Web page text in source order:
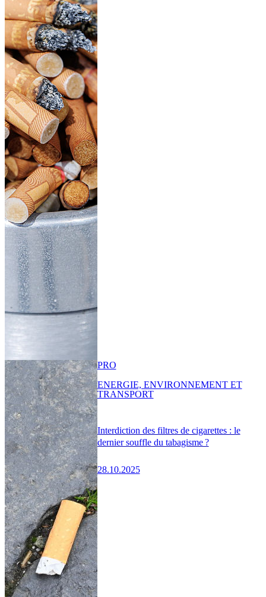
Interdiction des filtres de cigarettes : le
dernier souffle du tabagisme ?
28.10.2025
PRO
ENERGIE, ENVIRONNEMENT ET
TRANSPORT